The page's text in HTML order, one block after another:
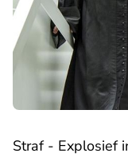
Straf - Explosief